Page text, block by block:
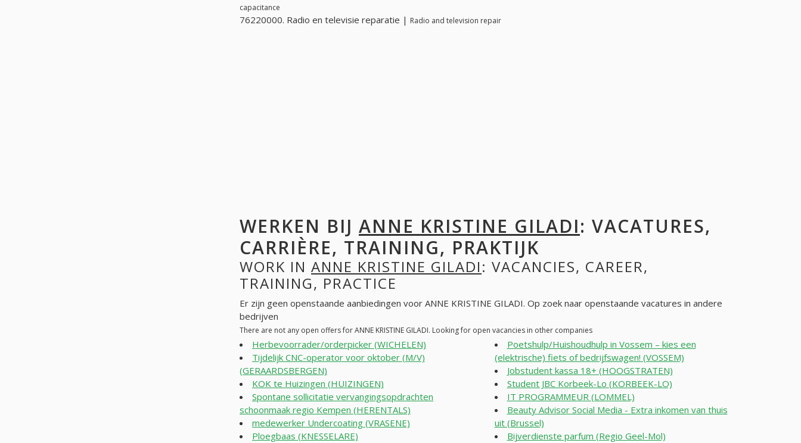
capacitance
76220000. Radio en televisie reparatie | Radio and television repair
WERKEN BIJ ANNE KRISTINE GILADI: VACATURES,
CARRIÈRE, TRAINING, PRAKTIJK
WORK IN ANNE KRISTINE GILADI: VACANCIES, CAREER,
TRAINING, PRACTICE
Er zijn geen openstaande aanbiedingen voor ANNE KRISTINE GILADI. Op zoek naar openstaande vacatures in andere
bedrijven
There are not any open offers for ANNE KRISTINE GILADI. Looking for open vacancies in other companies
Herbevoorrader/orderpicker (WICHELEN)
Tijdelijk CNC-operator voor oktober (M/V)
(GERAARDSBERGEN)
KOK te Huizingen (HUIZINGEN)
Spontane sollicitatie vervangingsopdrachten
schoonmaak regio Kempen (HERENTALS)
medewerker Undercoating (VRASENE)
Ploegbaas (KNESSELARE)
Poetshulp/Huishoudhulp in Vossem – kies een
(elektrische) fiets of bedrijfswagen! (VOSSEM)
Jobstudent kassa 18+ (HOOGSTRATEN)
Student JBC Korbeek-Lo (KORBEEK-LO)
IT PROGRAMMEUR (LOMMEL)
Beauty Advisor Social Media - Extra inkomen van thuis
uit (Brussel)
Bijverdienste parfum (Regio Geel-Mol)